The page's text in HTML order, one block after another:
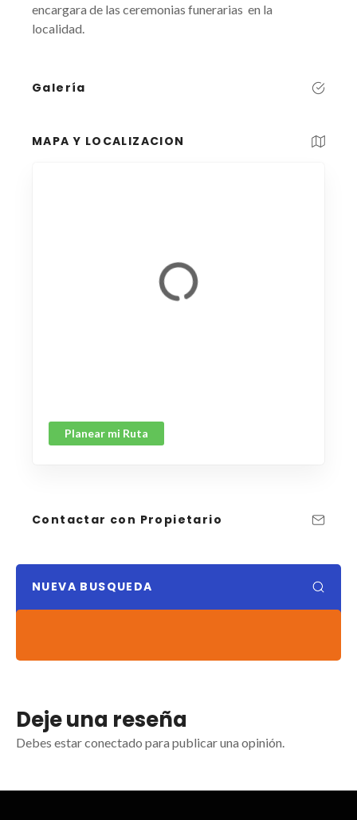
encargara de las ceremonias funerarias en la
localidad.
Galería
MAPA Y LOCALIZACION
Planear mi Ruta
Contactar con Propietario
NUEVA BUSQUEDA
Deje una reseña
Debes estar conectado para publicar una opinión.